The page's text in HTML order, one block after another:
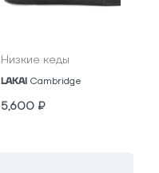
Низкие кеды
LAKAI Cambridge
5,600 ₽